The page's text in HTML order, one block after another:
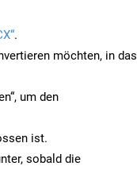
.
möchten, in das
um den
ist.
sobald die